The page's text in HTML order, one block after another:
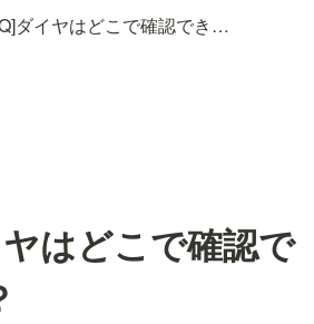
[FAQ]ダイヤはどこで確認できますか？
はどこで確認で